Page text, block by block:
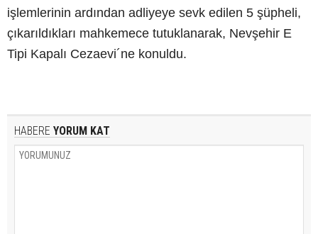
işlemlerinin ardından adliyeye sevk edilen 5 şüpheli,
çıkarıldıkları mahkemece tutuklanarak, Nevşehir E
Tipi Kapalı Cezaevi´ne konuldu.
HABERE YORUM KAT